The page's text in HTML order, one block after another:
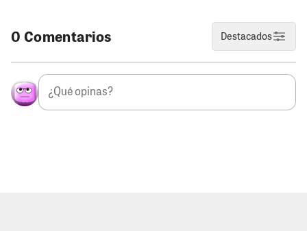
0 Comentarios Destacados